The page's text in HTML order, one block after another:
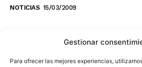
Gestionar
Para ofrecer las mejores experiencias,
NOTICIAS 15/03/2009
NO TE PIERDAS LO ÚLTIMO DEL CANAL